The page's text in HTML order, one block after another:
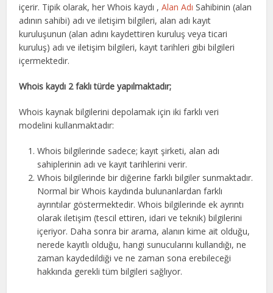
içerir. Tipik olarak, her Whois kaydı ,Alan Adı Sahibinin (alan
adının sahibi) adı ve iletişim bilgileri, alan adı kayıt
kuruluşunun (alan adını kaydettiren kuruluş veya ticari
kuruluş) adı ve iletişim bilgileri, kayıt tarihleri ​​gibi bilgileri
içermektedir.
Whois kaydı 2 faklı türde yapılmaktadır;
Whois kaynak bilgilerini depolamak için iki farklı veri
modelini kullanmaktadır:
Whois bilgilerinde sadece; kayıt şirketi, alan adı
sahiplerinin adı ve kayıt tarihlerini verir.
Whois bilgilerinde bir diğerine farklı bilgiler sunmaktadır.
Normal bir Whois kaydında bulunanlardan farklı
ayrıntılar göstermektedir. Whois bilgilerinde ek ayrıntı
olarak iletişim (tescil ettiren, idari ve teknik) bilgilerini
içeriyor. Daha sonra bir arama, alanın kime ait olduğu,
nerede kayıtlı olduğu, hangi sunucularını kullandığı, ne
zaman kaydedildiği ve ne zaman sona erebileceği
hakkında gerekli tüm bilgileri sağlıyor.